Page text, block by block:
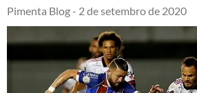
Pimenta Blog - 2 de setembro de 2020